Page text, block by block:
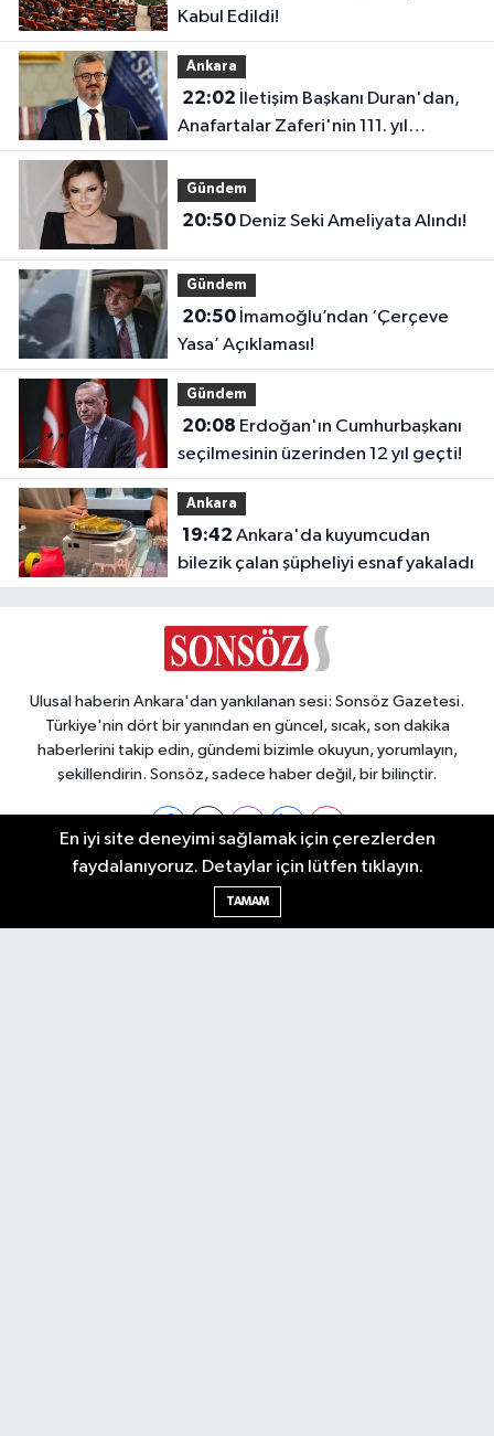
Kabul Edildi!
Ankara
22:02
Anafartalar Zaferi'nin 111. yıl
dönümü paylaşımı!
Gündem
20:50 Deniz Seki Ameliyata Alındı!
Gündem
20:50İmamoğlu’ndan ‘Çerçeve
Yasa’ Açıklaması!
Gündem
20:08
seçilmesinin üzerinden 12 yıl geçti!
Ankara
19:42
bilezik çalan şüpheliyi esnaf yakaladı
Ulusal haberin Ankara'dan yankılanan sesi: Sonsöz Gazetesi.
Türkiye'nin dört bir yanından en güncel, sıcak, son dakika
haberlerini takip edin, gündemi bizimle okuyun, yorumlayın,
şekillendirin. Sonsöz, sadece haber değil, bir bilinçtir.
Ankara Nöbetçi Eczaneler
En iyi site deneyimi sağlamak için çerezlerden
faydalanıyoruz. Detaylar için lütfen tıklayın.
TAMAM